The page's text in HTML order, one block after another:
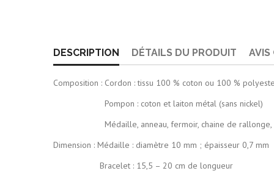
DESCRIPTION DÉTAILS DU PRODUIT AVIS
Composition : Cordon : tissu 100 % coton ou 100 %
Pompon : coton et laiton métal (sans nickel)
Médaille, anneau, fermoir, chaine de rallonge,
Dimension : Médaille : diamètre 10 mm ; épaisseur 0,7 mm
Bracelet : 15,5 – 20 cm de longueur